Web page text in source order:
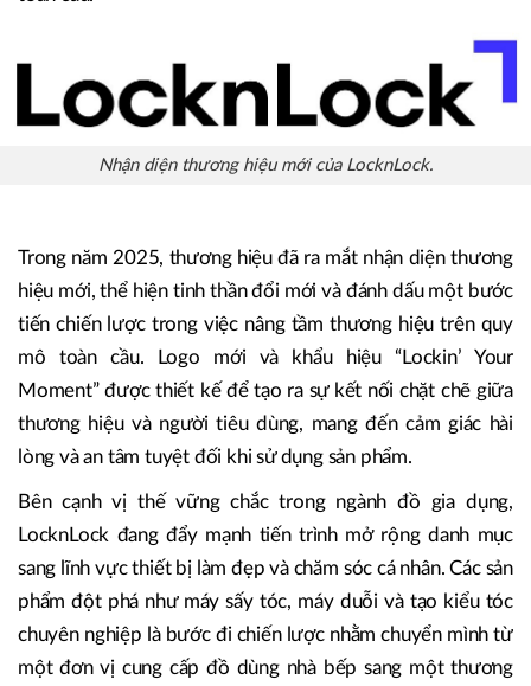
Nhận diện thương hiệu mới của LocknLock.
Trong năm 2025, thương hiệu đã ra mắt nhận diện thương
hiệu mới, thể hiện tinh thần đổi mới và đánh dấu một bước
tiến chiến lược trong việc nâng tầm thương hiệu trên quy
mô toàn cầu. Logo mới và khẩu hiệu “Lockin’ Your
Moment” được thiết kế để tạo ra sự kết nối chặt chẽ giữa
thương hiệu và người tiêu dùng, mang đến cảm giác hài
lòng và an tâm tuyệt đối khi sử dụng sản phẩm.
Bên cạnh vị thế vững chắc trong ngành đồ gia dụng,
LocknLock đang đẩy mạnh tiến trình mở rộng danh mục
sang lĩnh vực thiết bị làm đẹp và chăm sóc cá nhân. Các sản
phẩm đột phá như máy sấy tóc, máy duỗi và tạo kiểu tóc
chuyên nghiệp là bước đi chiến lược nhằm chuyển mình từ
một đơn vị cung cấp đồ dùng nhà bếp sang một thương